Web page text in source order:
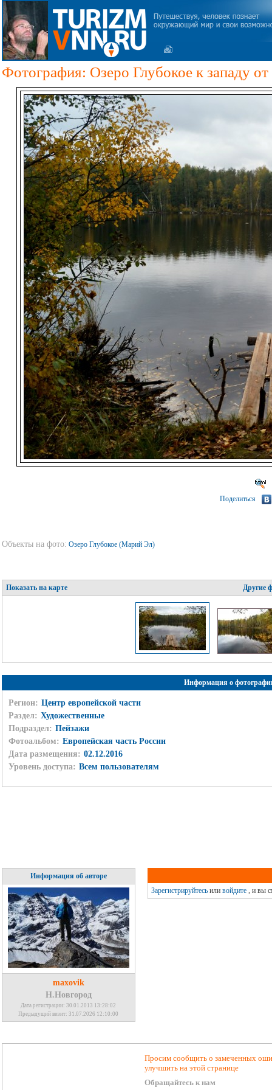
Фотография: Озеро Глубокое к западу
Поделиться
Объекты на фото: Озеро Глубокое (Марий Эл)
Показать на карте Другие
Информация о
Регион: Центр европейской части
Раздел: Художественные
Подраздел: Пейзажи
Фотоальбом: Европейская часть России
Дата размещения: 02.12.2016
Уровень доступа: Всем пользователям
Информация об авторе
maxovik
Н.Новгород
Дата регистрации: 30.01.2013 13:28:02
Предыдущий визит: 31.07.2026 12:10:00
Зарегистрируйтесьили войдите, и вы
Просим сообщить о замеченных
улучшить на этой странице
Обращайтесь к нам